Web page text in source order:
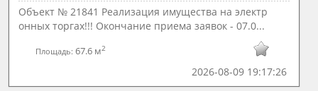
Объект № 21841 Реализация имущества на электр
онных торгах!!! Окончание приема заявок - 07.0...
Площадь:67.6 м2
2026-08-09 19:17:26